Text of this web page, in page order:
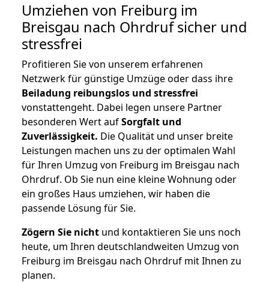
Umziehen von Freiburg im
Breisgau nach Ohrdrufsicher und
stressfrei
Profitieren Sie von unserem erfahrenen
Netzwerk für günstige Umzüge oder dass ihre
Beiladung reibungslos und stressfrei
vonstattengeht. Dabei legen unsere Partner
besonderen Wert aufSorgfalt und
Zuverlässigkeit. Die Qualität und unser breite
Leistungen machen uns zu der optimalen Wahl
für Ihren Umzug von Freiburg im Breisgau nach
Ohrdruf. Ob Sie nun eine kleine Wohnung oder
ein großes Haus umziehen, wir haben die
passende Lösung für Sie.
Zögern Sie nicht und kontaktieren Sie uns noch
heute, um Ihren deutschlandweiten Umzug von
Freiburg im Breisgau nach Ohrdruf mit Ihnen zu
planen.